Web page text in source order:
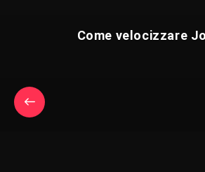
Come velocizzare